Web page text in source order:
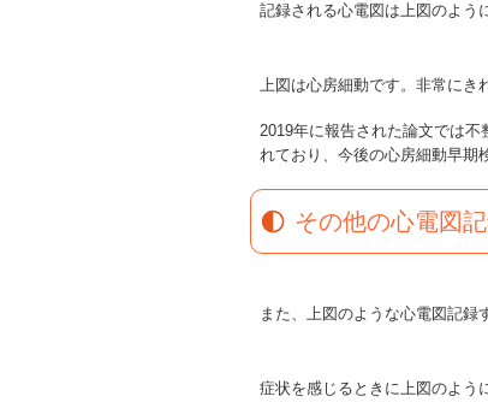
記録される心電図は上図のよう
上図は心房細動です。非常にき
2019年に報告された論文では
れており、今後の心房細動早期
その他の心電図
また、上図のような心電図記録
症状を感じるときに上図のよう